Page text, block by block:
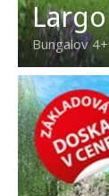
Bungalov